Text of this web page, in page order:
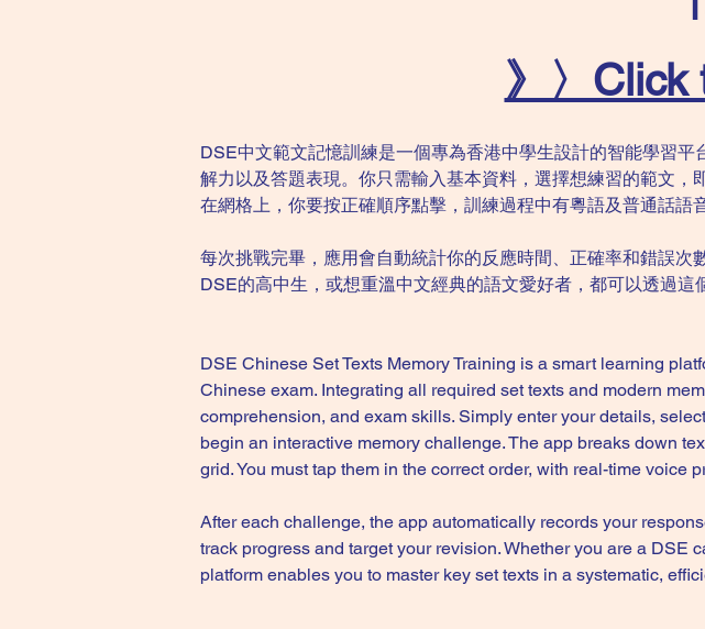
》〉Click
DSE中文範文記憶訓練是一個專為香港中學生設計的智能學習
解力以及答題表現。你只需輸入基本資料，選擇想練習的範文
在網格上，你要按正確順序點擊，訓練過程中有粵語及普通話語
每次挑戰完畢，應用會自動統計你的反應時間、正確率和錯誤
DSE的高中生，或想重溫中文經典的語文愛好者，都可以透過
DSE Chinese Set Texts Memory Training is a smart learning
Chinese exam. Integrating all required set texts and modern
comprehension, and exam skills. Simply enter your details,
begin an interactive memory challenge. The app breaks down
grid. You must tap them in the correct order, with real-time
After each challenge, the app automatically records your
track progress and target your revision. Whether you are a
platform enables you to master key set texts in a systematic,